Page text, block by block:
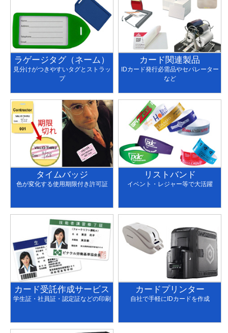
ラゲージタグ（ネーム）
見分けがつきやすいタグとストラッ
プ
カード関連製品
IDカード発行必需品やセパレーター
など
タイムバッジ
色が変化する使用期限付き許可証
リストバンド
イベント・レジャー等で大活躍
カード受託作成サービス
学生証・社員証・認定証などの印刷
カードプリンター
自社で手軽にIDカードを作成